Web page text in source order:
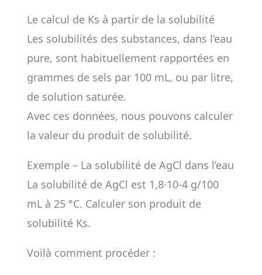
Le calcul de Ks à partir de la solubilité
Les solubilités des substances, dans l’eau
pure, sont habituellement rapportées en
grammes de sels par 100 mL, ou par litre,
de solution saturée.
Avec ces données, nous pouvons calculer
la valeur du produit de solubilité.
Exemple – La solubilité de AgCl dans l’eau
La solubilité de AgCl est 1,8·10-4 g/100
mL à 25 °C. Calculer son produit de
solubilité Ks.
Voilà comment procéder :